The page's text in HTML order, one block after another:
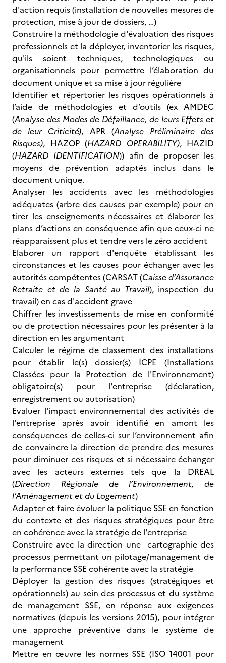
d'action requis (installation de nouvelles mesures de
protection, mise à jour de dossiers, …)
Construire la méthodologie d'évaluation des risques
professionnels et la déployer, inventorier les risques,
qu'ils soient techniques, technologiques ou
organisationnels pour permettre l’élaboration du
document unique et sa mise à jour régulière
Identifier et répertorier les risques opérationnels à
l’aide de méthodologies et d’outils (ex AMDEC
(Analyse des Modes de Défaillance, de leurs Effets et
de leur Criticité), APR (Analyse Préliminaire des
Risques), HAZOP (HAZARD OPERABILITY), HAZID
(HAZARD IDENTIFICATION)) afin de proposer les
moyens de prévention adaptés inclus dans le
document unique.
Analyser les accidents avec les méthodologies
adéquates (arbre des causes par exemple) pour en
tirer les enseignements nécessaires et élaborer les
plans d’actions en conséquence afin que ceux-ci ne
réapparaissent plus et tendre vers le zéro accident
Elaborer un rapport d'enquête établissant les
circonstances et les causes pour échanger avec les
autorités compétentes (CARSAT (Caisse d’Assurance
Retraite et de la Santé au Travail), inspection du
travail) en cas d'accident grave
Chiffrer les investissements de mise en conformité
ou de protection nécessaires pour les présenter à la
direction en les argumentant
Calculer le régime de classement des installations
pour établir le(s) dossier(s) ICPE (Installations
Classées pour la Protection de l'Environnement)
obligatoire(s) pour l'entreprise (déclaration,
enregistrement ou autorisation)
Evaluer l'impact environnemental des activités de
l'entreprise après avoir identifié en amont les
conséquences de celles-ci sur l’environnement afin
de convaincre la direction de prendre des mesures
pour diminuer ces risques et si nécessaire échanger
avec les acteurs externes tels que la DREAL
(Direction Régionale de l’Environnement, de
l’Aménagement et du Logement)
Adapter et faire évoluer la politique SSE en fonction
du contexte et des risques stratégiques pour être
en cohérence avec la stratégie de l'entreprise
Construire avec la direction une cartographie des
processus permettant un pilotage/management de
la performance SSE cohérente avec la stratégie
Déployer la gestion des risques (stratégiques et
opérationnels) au sein des processus et du système
de management SSE, en réponse aux exigences
normatives (depuis les versions 2015), pour intégrer
une approche préventive dans le système de
management
Mettre en œuvre les normes SSE (ISO 14001 pour